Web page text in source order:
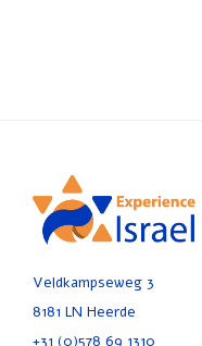
Veldkampseweg 3
8181 LN Heerde
+31 (0)578 69 1310